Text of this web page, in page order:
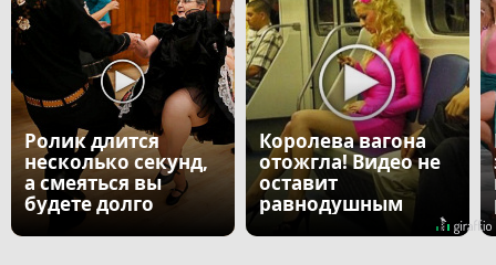
Ролик длится
несколько секунд,
а смеяться вы
будете долго
Королева вагона
отожгла! Видео не
оставит
равнодушным